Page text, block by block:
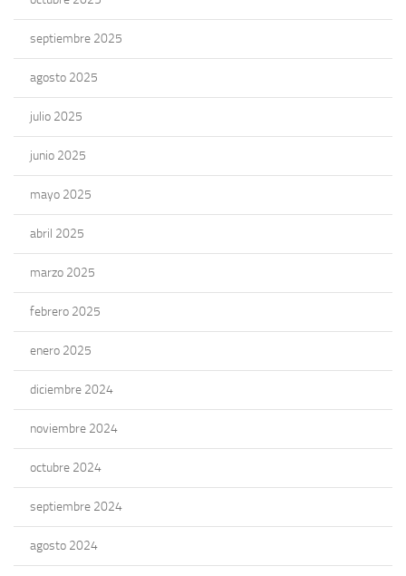
septiembre 2025
agosto 2025
julio 2025
junio 2025
mayo 2025
abril 2025
marzo 2025
febrero 2025
enero 2025
diciembre 2024
noviembre 2024
octubre 2024
septiembre 2024
agosto 2024